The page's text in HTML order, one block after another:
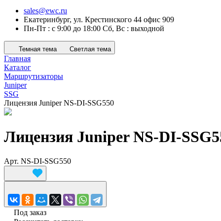
sales@ewc.ru
Екатеринбург, ул. Крестинского 44 офис 909
Пн-Пт : с 9:00 до 18:00 Сб, Вс : выходной
Темная тема Светлая тема
Главная
Каталог
Маршрутизаторы
Juniper
SSG
Лицензия Juniper NS-DI-SSG550
Лицензия Juniper NS-DI-
Арт. NS-DI-SSG550
Под заказ